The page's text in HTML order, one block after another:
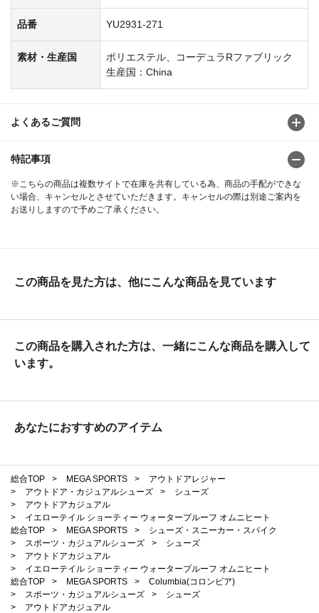
品番 YU2931-271
素材・生産国
ポリエステル、コーデュラRファブリック
生産国：China
よくあるご質問
特記事項
※こちらの商品は複数サイトで在庫を共有している為、商品の手配ができな
い場合、キャンセルとさせていただきます。キャンセルの際は別途ご案内を
お送りしますので予めご了承ください。
この商品を見た方は、他にこんな商品を見ています
この商品を購入された方は、一緒にこんな商品を購入して
います。
あなたにおすすめのアイテム
総合TOP > MEGA SPORTS >
アウトドアレジャー
>
アウトドア・カジュアルシューズ >
シューズ
>
アウトドアカジュアル
>
イエローテイル ショーティー ウォータープルーフ オムニヒート
総合TOP
> MEGA SPORTS >
シューズ・スニーカー・スパイク
>
スポーツ・カジュアルシューズ >
シューズ
>
アウトドアカジュアル
>
イエローテイル ショーティー ウォータープルーフ オムニヒート
総合TOP
> MEGA SPORTS >
Columbia(コロンビア)
>
スポーツ・カジュアルシューズ >
シューズ
>
アウトドアカジュアル